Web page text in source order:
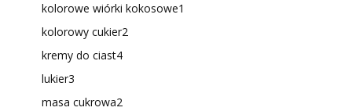
kolorowe wiórki kokosowe1
kolorowy cukier2
kremy do ciast4
lukier3
masa cukrowa2